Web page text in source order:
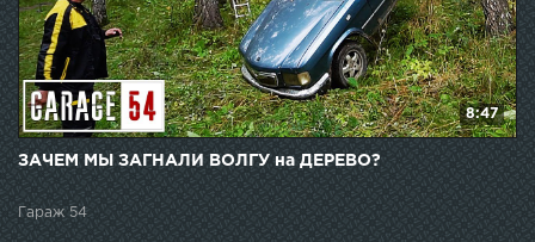
8:47
ЗАЧЕМ МЫ ЗАГНАЛИ ВОЛГУ на ДЕРЕВО?
Гараж 54